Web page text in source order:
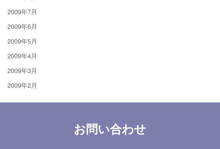
2009年7月
2009年6月
2009年5月
2009年4月
2009年3月
2009年2月
お問い合わせ